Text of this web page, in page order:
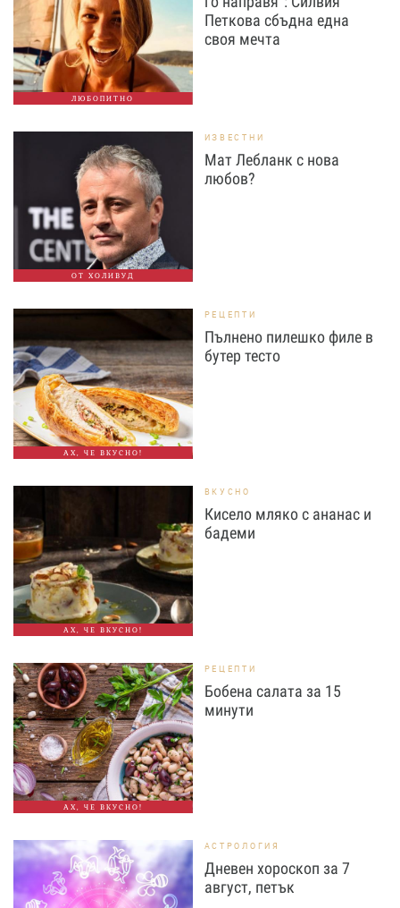
ЛЮБОПИТНО
Петкова сбъдна една
своя мечта
ОТ ХОЛИВУД
ИЗВЕСТНИ
Мат Лебланк с нова
любов?
АХ, ЧЕ ВКУСНО!
РЕЦЕПТИ
Пълнено пилешко филе в
бутер тесто
АХ, ЧЕ ВКУСНО!
ВКУСНО
Кисело мляко с ананас и
бадеми
АХ, ЧЕ ВКУСНО!
РЕЦЕПТИ
Бобена салата за 15
минути
АСТРОЛОГИЯ
Дневен хороскоп за 7
август, петък